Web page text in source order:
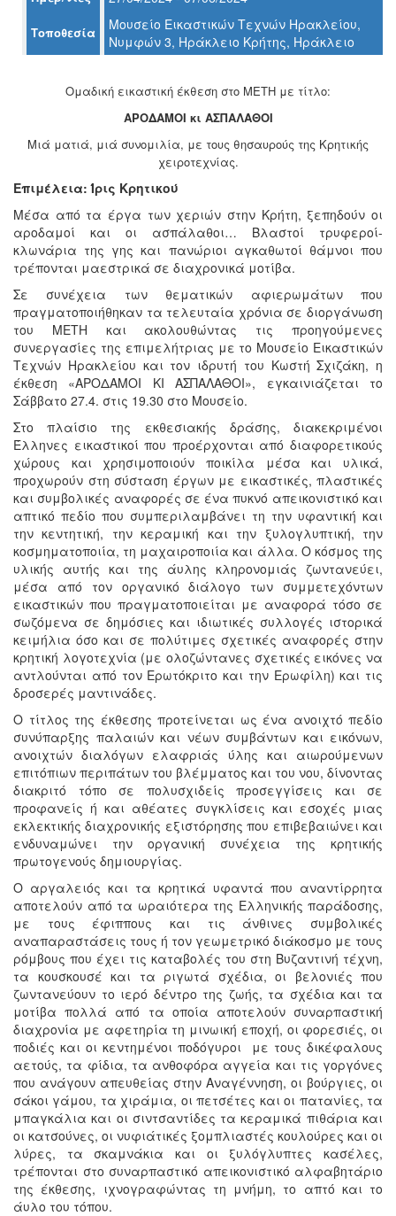
ΤΟΠΟΣ
ΠΟΛΗ
Τοποθεσία
Μουσείο Εικαστικών Τεχνών Ηρακλείου,
Νυμφών 3, Ηράκλειο Κρήτης, Ηράκλειο
Ομαδική εικαστική έκθεση στο ΜΕΤΗ με τίτλο:
ΑΡΟΔΑΜΟΙ κι ΑΣΠΑΛΑΘΟΙ
Μιά ματιά, μιά συνομιλία, με τους θησαυρούς της Κρητικής
χειροτεχνίας.
Επιμέλεια: Ίρις Κρητικού
Μέσα από τα έργα των χεριών στην Κρήτη, ξεπηδούν οι
αροδαμοί και οι ασπάλαθοι… Βλαστοί τρυφεροί-
κλωνάρια της γης και πανώριοι αγκαθωτοί θάμνοι που
τρέπονται μαεστρικά σε διαχρονικά μοτίβα.
Σε συνέχεια των θεματικών αφιερωμάτων που
πραγματοποιήθηκαν τα τελευταία χρόνια σε διοργάνωση
του ΜΕΤΗ και ακολουθώντας τις προηγούμενες
συνεργασίες της επιμελήτριας με το Μουσείο Εικαστικών
Τεχνών Ηρακλείου και τον ιδρυτή του Κωστή Σχιζάκη, η
έκθεση «ΑΡΟΔΑΜΟΙ ΚΙ ΑΣΠΑΛΑΘΟΙ», εγκαινιάζεται το
Σάββατο 27.4. στις 19.30 στο Μουσείο.
Στο πλαίσιο της εκθεσιακής δράσης, διακεκριμένοι
Έλληνες εικαστικοί που προέρχονται από διαφορετικούς
χώρους και χρησιμοποιούν ποικίλα μέσα και υλικά,
προχωρούν στη σύσταση έργων με εικαστικές, πλαστικές
και συμβολικές αναφορές σε ένα πυκνό απεικονιστικό και
απτικό πεδίο που συμπεριλαμβάνει τη την υφαντική και
την κεντητική, την κεραμική και την ξυλογλυπτική, την
κοσμηματοποιία, τη μαχαιροποιία και άλλα. Ο κόσμος της
υλικής αυτής και της άυλης κληρονομιάς ζωντανεύει,
μέσα από τον οργανικό διάλογο των συμμετεχόντων
εικαστικών που πραγματοποιείται με αναφορά τόσο σε
σωζόμενα σε δημόσιες και ιδιωτικές συλλογές ιστορικά
κειμήλια όσο και σε πολύτιμες σχετικές αναφορές στην
κρητική λογοτεχνία (με ολοζώντανες σχετικές εικόνες να
αντλούνται από τον Ερωτόκριτο και την Ερωφίλη) και τις
δροσερές μαντινάδες.
Ο τίτλος της έκθεσης προτείνεται ως ένα ανοιχτό πεδίο
συνύπαρξης παλαιών και νέων συμβάντων και εικόνων,
ανοιχτών διαλόγων ελαφριάς ύλης και αιωρούμενων
επιτόπιων περιπάτων του βλέμματος και του νου, δίνοντας
διακριτό τόπο σε πολυσχιδείς προσεγγίσεις και σε
προφανείς ή και αθέατες συγκλίσεις και εσοχές μιας
εκλεκτικής διαχρονικής εξιστόρησης που επιβεβαιώνει και
ενδυναμώνει την οργανική συνέχεια της κρητικής
πρωτογενούς δημιουργίας.
Ο αργαλειός και τα κρητικά υφαντά που αναντίρρητα
αποτελούν από τα ωραιότερα της Ελληνικής παράδοσης,
με τους έφιππους και τις άνθινες συμβολικές
αναπαραστάσεις τους ή τον γεωμετρικό διάκοσμο με τους
ρόμβους που έχει τις καταβολές του στη Βυζαντινή τέχνη,
τα κουσκουσέ και τα ριγωτά σχέδια, οι βελονιές που
ζωντανεύουν το ιερό δέντρο της ζωής, τα σχέδια και τα
μοτίβα πολλά από τα οποία αποτελούν συναρπαστική
διαχρονία με αφετηρία τη μινωική εποχή, οι φορεσιές, οι
ποδιές και οι κεντημένοι ποδόγυροι με τους δικέφαλους
αετούς, τα φίδια, τα ανθοφόρα αγγεία και τις γοργόνες
που ανάγουν απευθείας στην Αναγέννηση, οι βούργιες, οι
σάκοι γάμου, τα χιράμια, οι πετσέτες και οι πατανίες, τα
μπαγκάλια και οι σιντσαντίδες τα κεραμικά πιθάρια και
οι κατσούνες, οι νυφιάτικές ξομπλιαστές κουλούρες και οι
λύρες, τα σκαμνάκια και οι ξυλόγλυπτες κασέλες,
τρέπονται στο συναρπαστικό απεικονιστικό αλφαβητάριο
της έκθεσης, ιχνογραφώντας τη μνήμη, το απτό και το
άυλο του τόπου.